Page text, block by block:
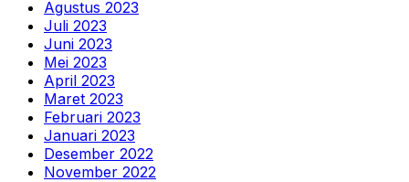
Agustus 2023
Juli 2023
Juni 2023
Mei 2023
April 2023
Maret 2023
Februari 2023
Januari 2023
Desember 2022
November 2022